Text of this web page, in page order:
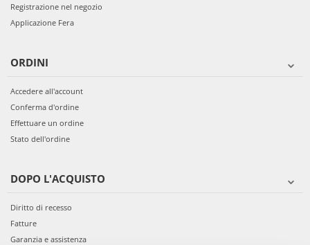
Registrazione nel negozio
Applicazione Fera
ORDINI
Accedere all'account
Conferma d'ordine
Effettuare un ordine
Stato dell'ordine
DOPO L'ACQUISTO
Diritto di recesso
Fatture
Garanzia e assistenza